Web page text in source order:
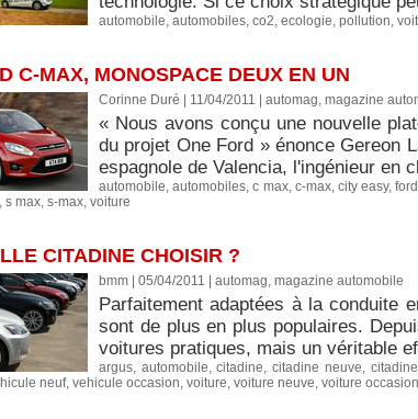
automobile, automobiles, co2, ecologie, pollution,
C-MAX, MONOSPACE DEUX EN UN
Corinne Duré | 11/04/2011 automag, magazine
« Nous avons conçu une nouvelle
du projet One Ford » énonce Gereon
espagnole de Valencia, l'ingénieur en
automobile,automobiles,c max, c-max, city easy,ford
, s max, s-max, voiture
CITADINE CHOISIR ?
bmm | 05/04/2011 automag, magazine automobile
Parfaitement adaptées à la conduite
sont de plus en plus populaires.
voitures pratiques, mais un véritable
argus, automobile,citadine,citadine neuve,
neuf, vehicule occasion, voiture, voiture neuve, voiture occasion